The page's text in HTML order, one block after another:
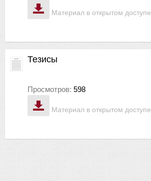
Материал в открытом доступе
Материал в открытом доступе
Тезисы
Просмотров: 598